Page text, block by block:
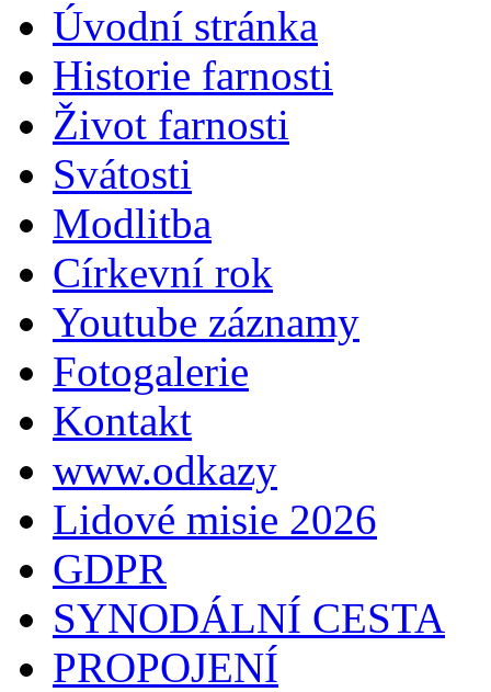
Úvodní stránka
Historie farnosti
Život farnosti
Svátosti
Modlitba
Církevní rok
Youtube záznamy
Fotogalerie
Kontakt
www.odkazy
Lidové misie 2026
GDPR
SYNODÁLNÍ CESTA
PROPOJENÍ